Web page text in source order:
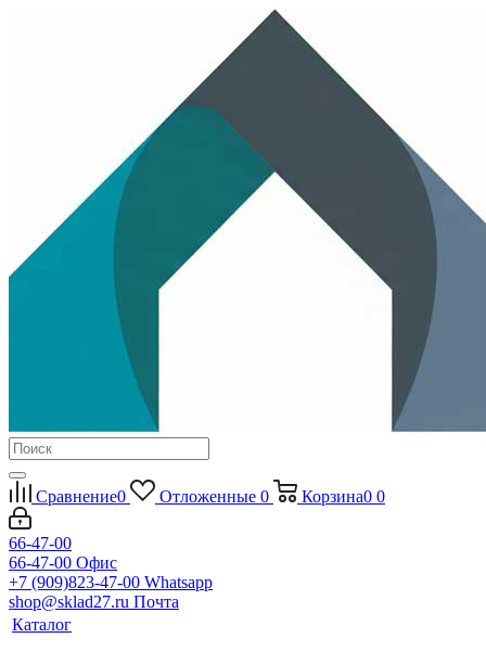
Сравнение0 Отложенные 0 Корзина0 0
66-47-00
66-47-00 Офис
+7 (909)823-47-00 Whatsapp
shop@sklad27.ru Почта
Каталог